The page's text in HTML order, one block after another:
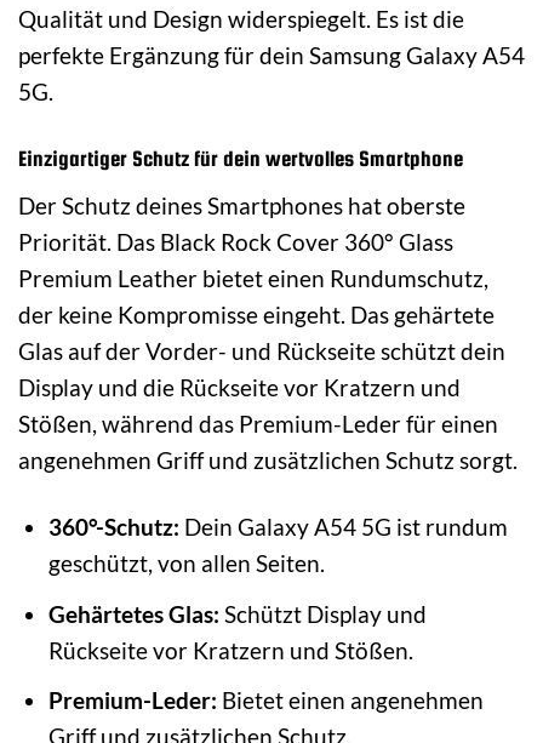
Qualität und Design widerspiegelt. Es ist die
perfekte Ergänzung für dein Samsung Galaxy A54
5G.
Einzigartiger Schutz für dein wertvolles Smartphone
Der Schutz deines Smartphones hat oberste
Priorität. Das Black Rock Cover 360° Glass
Premium Leather bietet einen Rundumschutz,
der keine Kompromisse eingeht. Das gehärtete
Glas auf der Vorder- und Rückseite schützt dein
Display und die Rückseite vor Kratzern und
Stößen, während das Premium-Leder für einen
angenehmen Griff und zusätzlichen Schutz sorgt.
360°-Schutz: Dein Galaxy A54 5G ist rundum
geschützt, von allen Seiten.
Gehärtetes Glas: Schützt Display und
Rückseite vor Kratzern und Stößen.
Premium-Leder: Bietet einen angenehmen
Griff und zusätzlichen Schutz.